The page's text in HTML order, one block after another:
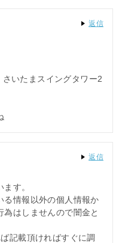
いたまスイングタワー2
返信
す。
る情報以外の個人情報か
はしませんので闇金と
記載頂ければすぐに調
返信